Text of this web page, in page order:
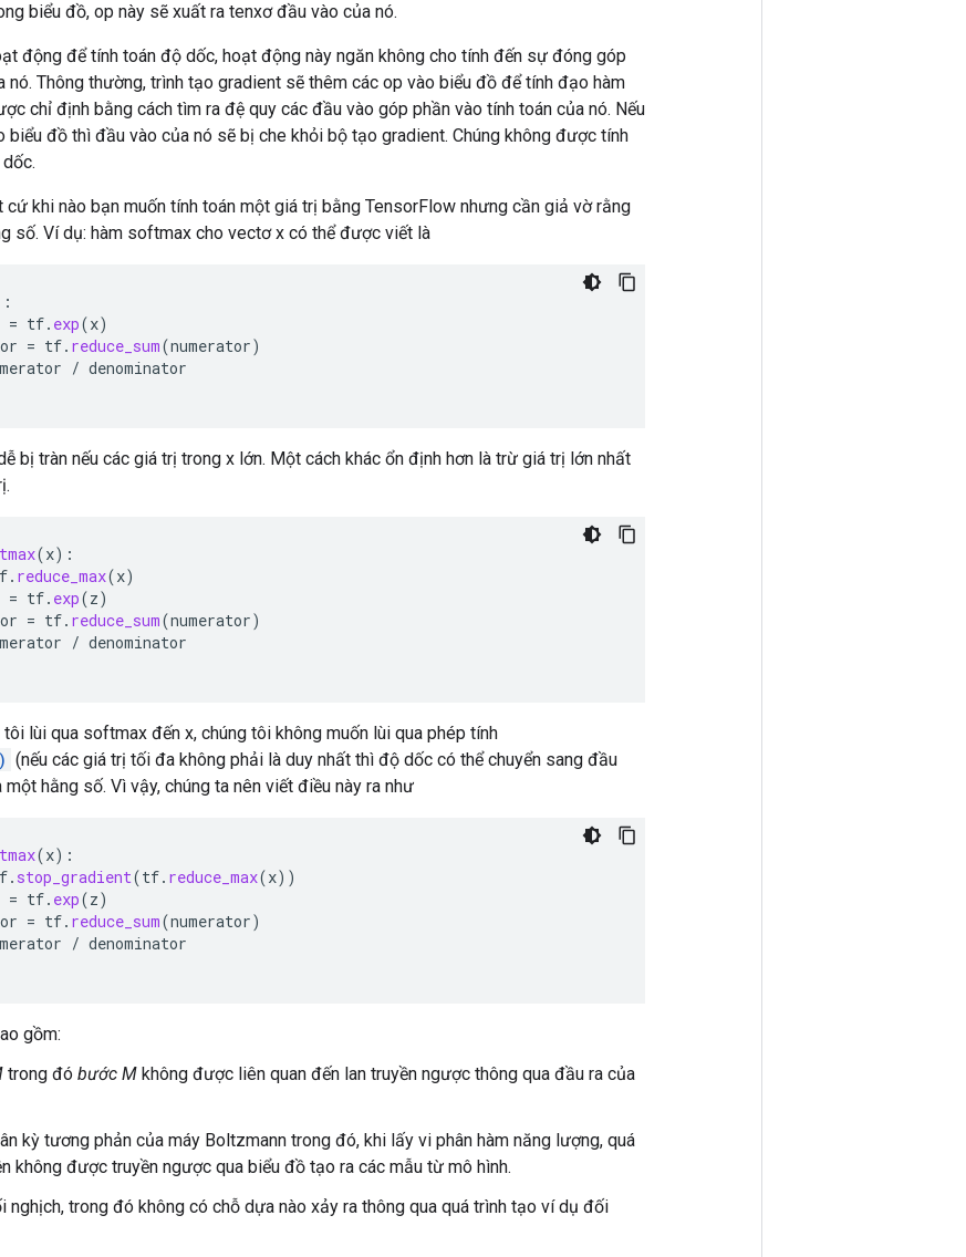
biểu đồ, op này sẽ xuất ra tenxơ đầu vào của nó.
động để tính toán độ dốc, hoạt động này ngăn không cho tính đến sự đóng góp
nó. Thông thường, trình tạo gradient sẽ thêm các op vào biểu đồ để tính đạo hàm
chỉ định bằng cách tìm ra đệ quy các đầu vào góp phần vào tính toán của nó. Nếu
biểu đồ thì đầu vào của nó sẽ bị che khỏi bộ tạo gradient. Chúng không được tính
cứ khi nào bạn muốn tính toán một giá trị bằng TensorFlow nhưng cần giả vờ rằng
số. Ví dụ: hàm softmax cho vectơ x có thể được viết là
= tf. exp(x)
= tf. reduce_sum(numerator)
/ denominator
bị tràn nếu các giá trị trong x lớn. Một cách khác ổn định hơn là trừ giá trị lớn nhất
(x):
. reduce_max(x)
= tf. exp(z)
= tf. reduce_sum(numerator)
/ denominator
tôi lùi qua softmax đến x, chúng tôi không muốn lùi qua phép tính
(nếu các giá trị tối đa không phải là duy nhất thì độ dốc có thể chuyển sang đầu
hằng số. Vì vậy, chúng ta nên viết điều này ra như
(x):
. stop_gradient(tf. reduce_max(x))
= tf. exp(z)
= tf. reduce_sum(numerator)
/ denominator
gồm:
trong đó bước M không được liên quan đến lan truyền ngược thông qua đầu ra của
kỳ tương phản của máy Boltzmann trong đó, khi lấy vi phân hàm năng lượng, quá
không được truyền ngược qua biểu đồ tạo ra các mẫu từ mô hình.
nghịch, trong đó không có chỗ dựa nào xảy ra thông qua quá trình tạo ví dụ đối